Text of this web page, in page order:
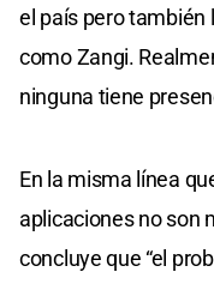
el país pero también
como Zangi.
ninguna tiene
En la misma línea
aplicaciones no son
concluye que “el